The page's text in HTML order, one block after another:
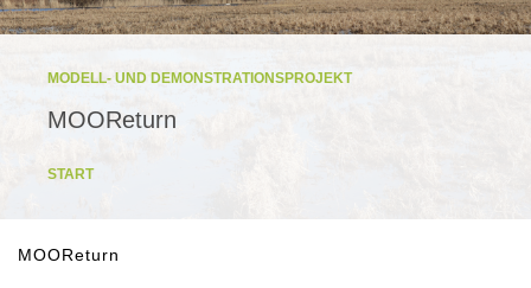
MODELL- UND DEMONSTRATIONSPROJEKT
MOOReturn
START
MOOReturn